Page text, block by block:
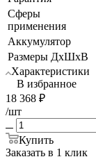
Сферы
применения
Аккумулятор
Размеры ДхШхВ
Характеристики
В избранное
18 368 ₽
/шт
Купить
Заказать в 1 клик